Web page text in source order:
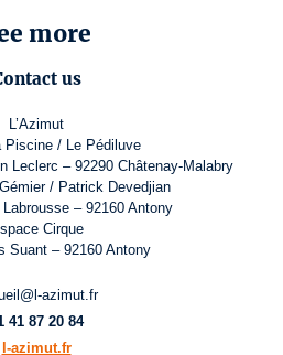
more
us
L’Azimut
Piscine / Le Pédiluve
Leclerc – 92290 Châtenay-Malabry
/ Patrick Devedjian
– 92160 Antony
Cirque
Suant – 92160 Antony
azimut.fr
41 87 20 84
l-azimut.fr